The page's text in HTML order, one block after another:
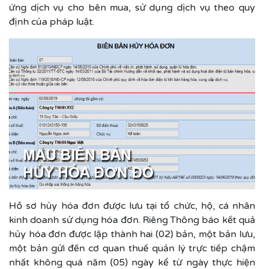
ứng dịch vụ cho bên mua, sử dụng dịch vụ theo quy
định của pháp luật.
Hồ sơ hủy hóa đơn được lưu tại tổ chức, hộ, cá nhân
kinh doanh sử dụng hóa đơn. Riêng Thông báo kết quả
hủy hóa đơn được lập thành hai (02) bản, một bản lưu,
một bản gửi đến cơ quan thuế quản lý trực tiếp chậm
nhất không quá năm (05) ngày kể từ ngày thực hiện